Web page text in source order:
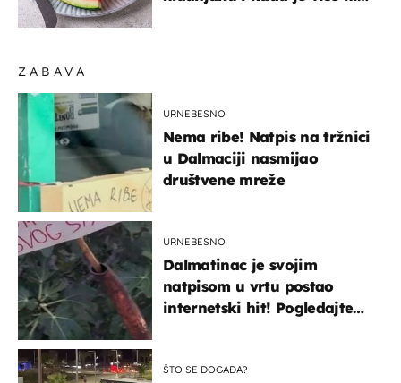
ZABAVA
URNEBESNO
Nema ribe! Natpis na tržnici
u Dalmaciji nasmijao
društvene mreže
URNEBESNO
Dalmatinac je svojim
natpisom u vrtu postao
internetski hit! Pogledajte
ŠTO SE DOGAĐA?